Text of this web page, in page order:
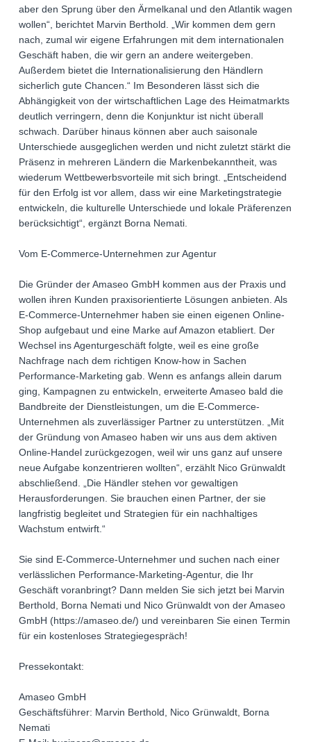
aber den Sprung über den Ärmelkanal und den Atlantik wagen
wollen“, berichtet Marvin Berthold. „Wir kommen dem gern
nach, zumal wir eigene Erfahrungen mit dem internationalen
Geschäft haben, die wir gern an andere weitergeben.
Außerdem bietet die Internationalisierung den Händlern
sicherlich gute Chancen.“ Im Besonderen lässt sich die
Abhängigkeit von der wirtschaftlichen Lage des Heimatmarkts
deutlich verringern, denn die Konjunktur ist nicht überall
schwach. Darüber hinaus können aber auch saisonale
Unterschiede ausgeglichen werden und nicht zuletzt stärkt die
Präsenz in mehreren Ländern die Markenbekanntheit, was
wiederum Wettbewerbsvorteile mit sich bringt. „Entscheidend
für den Erfolg ist vor allem, dass wir eine Marketingstrategie
entwickeln, die kulturelle Unterschiede und lokale Präferenzen
berücksichtigt“, ergänzt Borna Nemati.
Vom E-Commerce-Unternehmen zur Agentur
Die Gründer der Amaseo GmbH kommen aus der Praxis und
wollen ihren Kunden praxisorientierte Lösungen anbieten. Als
E-Commerce-Unternehmer haben sie einen eigenen Online-
Shop aufgebaut und eine Marke auf Amazon etabliert. Der
Wechsel ins Agenturgeschäft folgte, weil es eine große
Nachfrage nach dem richtigen Know-how in Sachen
Performance-Marketing gab. Wenn es anfangs allein darum
ging, Kampagnen zu entwickeln, erweiterte Amaseo bald die
Bandbreite der Dienstleistungen, um die E-Commerce-
Unternehmen als zuverlässiger Partner zu unterstützen. „Mit
der Gründung von Amaseo haben wir uns aus dem aktiven
Online-Handel zurückgezogen, weil wir uns ganz auf unsere
neue Aufgabe konzentrieren wollten“, erzählt Nico Grünwaldt
abschließend. „Die Händler stehen vor gewaltigen
Herausforderungen. Sie brauchen einen Partner, der sie
langfristig begleitet und Strategien für ein nachhaltiges
Wachstum entwirft.“
Sie sind E-Commerce-Unternehmer und suchen nach einer
verlässlichen Performance-Marketing-Agentur, die Ihr
Geschäft voranbringt? Dann melden Sie sich jetzt bei Marvin
Berthold, Borna Nemati und Nico Grünwaldt von der Amaseo
GmbH (https://amaseo.de/) und vereinbaren Sie einen Termin
für ein kostenloses Strategiegespräch!
Pressekontakt:
Amaseo GmbH
Geschäftsführer: Marvin Berthold, Nico Grünwaldt, Borna
Nemati